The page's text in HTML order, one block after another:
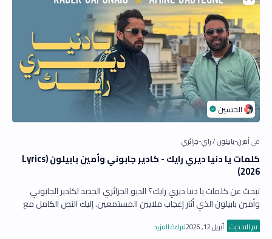
كلمات يا دنيا ديري رايك - كادير جابوني وأمين بابيلون (Lyrics
2026)
تبحث عن كلمات يا دنيا ديري رايك؟ الديو الجزائري الجديد لكادير الجابوني
وأمين بابيلون الذي أثار إعجاب ملايين المستمعين. إليك النص الكامل مع
الفيديو ال…